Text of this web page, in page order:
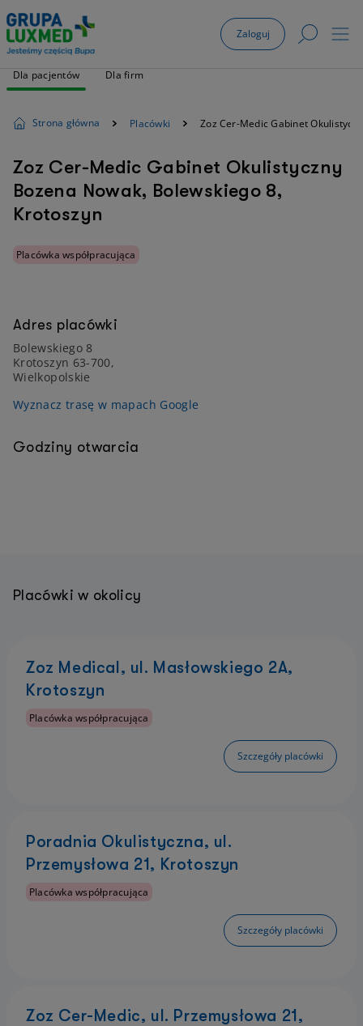
Zaloguj
Dla pacjentów Dla firm
Strona główna Placówki Zoz Cer-Medic Gabinet
Zoz Cer-Medic Gabinet Okulistyczny
Bozena Nowak, Bolewskiego 8,
Krotoszyn
Placówka współpracująca
Adres placówki
Bolewskiego 8
Krotoszyn 63-700,
Wielkopolskie
Wyznacz trasę w mapach Google
Godziny otwarcia
Placówki w okolicy
Zoz Medical, ul. Masłowskiego 2A,
Krotoszyn
Placówka współpracująca
Szczegóły placówki
Poradnia Okulistyczna, ul.
Przemysłowa 21, Krotoszyn
Placówka współpracująca
Szczegóły placówki
Zoz Cer-Medic, ul. Przemysłowa 21,